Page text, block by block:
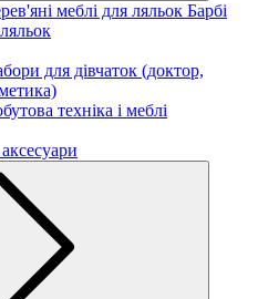
меблі для ляльок Барбі
для дівчаток (доктор,
техніка і меблі